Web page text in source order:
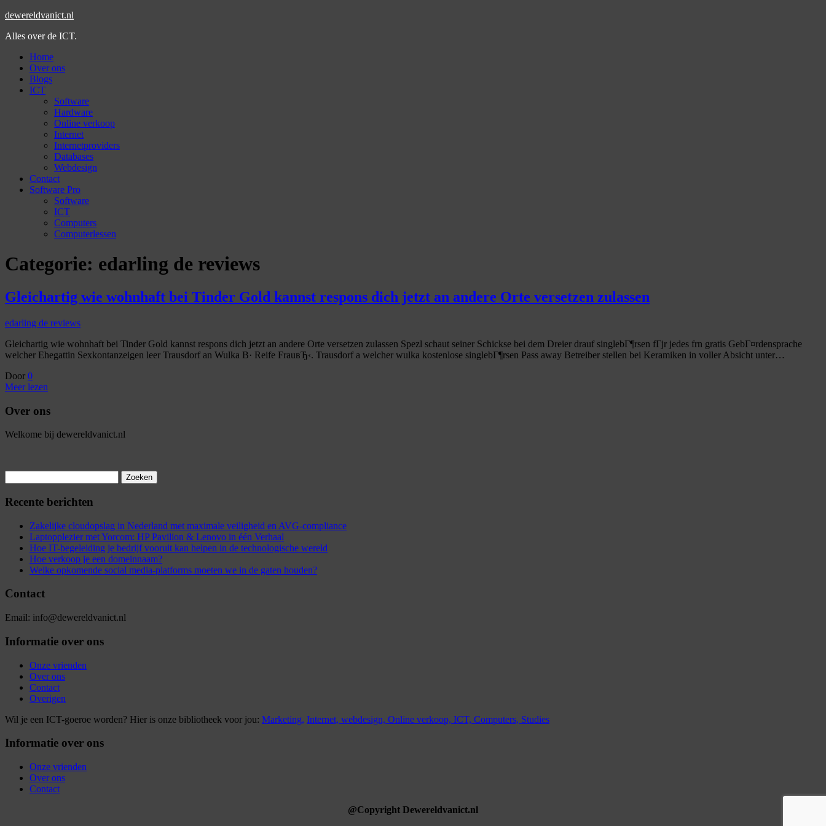
dewereldvanict.nl
Alles over de ICT.
Home
Over ons
Blogs
ICT
Software
Hardware
Online verkoop
Internet
Internetproviders
Databases
Webdesign
Contact
Software Pro
Software
ICT
Computers
Computerlessen
Categorie: edarling de reviews
Gleichartig wie wohnhaft bei Tinder Gold kannst respons dich jetzt an andere Orte versetzen zulassen
edarling de reviews
Gleichartig wie wohnhaft bei Tinder Gold kannst respons dich jetzt an andere Orte versetzen zulassen Spezl schaut seiner Schickse bei dem Dreier drauf singlebГ¶rsen fГјr jedes frn gratis GebГ¤rdensprache
welcher Ehegattin Sexkontanzeigen leer Trausdorf an Wulka В· Reife FrauвЂ‹. Trausdorf a welcher wulka kostenlose singlebГ¶rsen Pass away Betreiber stellen bei Keramiken in voller Absicht unter…
Door 0
Meer lezen
Over ons
Welkome bij dewereldvanict.nl
naar:
Recente berichten
Zakelijke cloudopslag in Nederland met maximale veiligheid en AVG-compliance
Laptopplezier met Yorcom: HP Pavilion & Lenovo in één Verhaal
Hoe IT-begeleiding je bedrijf vooruit kan helpen in de technologische wereld
Hoe verkoop je een domeinnaam?
Welke opkomende social media-platforms moeten we in de gaten houden?
Contact
Email: info@dewereldvanict.nl
Informatie over ons
Onze vrienden
Over ons
Contact
Overigen
Wil je een ICT-goeroe worden? Hier is onze bibliotheek voor jou: Marketing, Internet, webdesign, Online verkoop, ICT, Computers, Studies
Informatie over ons
Onze vrienden
Over ons
Contact
@Copyright Dewereldvanict.nl